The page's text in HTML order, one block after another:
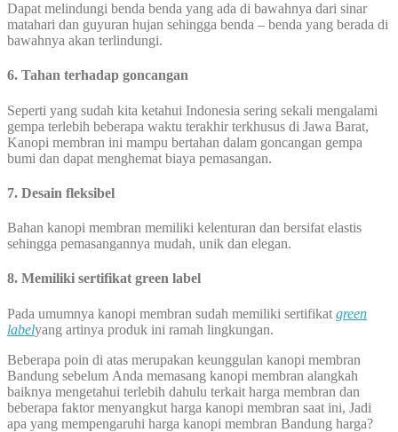
Dapat melindungi benda benda yang ada di bawahnya dari sinar
matahari dan guyuran hujan sehingga benda – benda yang berada di
bawahnya akan terlindungi.
6. Tahan terhadap goncangan
Seperti yang sudah kita ketahui Indonesia sering sekali mengalami
gempa terlebih beberapa waktu terakhir terkhusus di Jawa Barat,
Kanopi membran ini mampu bertahan dalam goncangan gempa
bumi dan dapat menghemat biaya pemasangan.
7. Desain fleksibel
Bahan kanopi membran memiliki kelenturan dan bersifat elastis
sehingga pemasangannya mudah, unik dan elegan.
8. Memiliki sertifikat green label
Pada umumnya kanopi membran sudah memiliki sertifikat green
labelyang artinya produk ini ramah lingkungan.
Beberapa poin di atas merupakan keunggulan kanopi membran
Bandung sebelum Anda memasang kanopi membran alangkah
baiknya mengetahui terlebih dahulu terkait harga membran dan
beberapa faktor menyangkut harga kanopi membran saat ini, Jadi
apa yang mempengaruhi harga kanopi membran Bandung harga?